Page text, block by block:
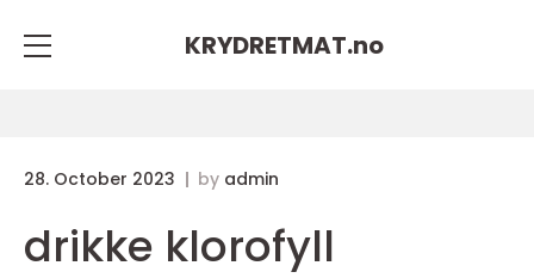
KRYDRETMAT.no
28. October 2023 by admin
drikke klorofyll